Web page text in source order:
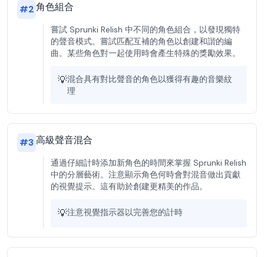
#2角色組合
嘗試 Sprunki Relish 中不同的角色組合，以發現獨特
的聲音模式。嘗試匹配互補的角色以創建和諧的編
曲。某些角色對一起使用時會產生特殊的獎勵效果。
💡混合具有對比聲音的角色以獲得有趣的音樂紋
理
#3高級聲音混合
通過仔細計時添加新角色的時間來掌握 Sprunki Relish
中的分層藝術。注意顯示角色何時會對混音做出貢獻
的視覺提示。這有助於創建更精美的作品。
💡注意視覺指示器以完善您的計時